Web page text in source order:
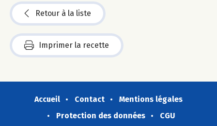
Retour à la liste
Imprimer la recette
Accueil Contact
Mentions légales
Protection des données
CGU